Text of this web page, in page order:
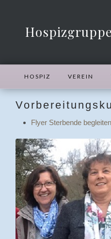
HOSPIZ VEREIN
Flyer Sterbende